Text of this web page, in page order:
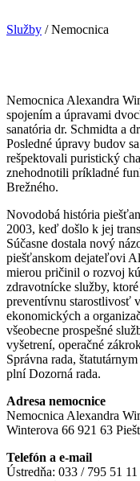
Služby / Nemocnica
Nemocnica Alexandra
spojením a úpravami
sanatória dr. Schmidta a
Posledné úpravy budov
rešpektovali puristický
znehodnotili príkladné
Brežného.
Novodobá história
2003, keď došlo k jej
Súčasne dostala nový
piešťanskom dejateľovi
mierou pričinil o rozvoj
zdravotnícke služby,
preventívnu starostlivosť
ekonomických a
všeobecne prospešné
vyšetrení, operačné
Správna rada,
plní Dozorná rada.
Adresa nemocnice
Nemocnica Alexandra
Winterova 66 921 63
Telefón a e-mail
Ústredňa: 033 / 795 51 11